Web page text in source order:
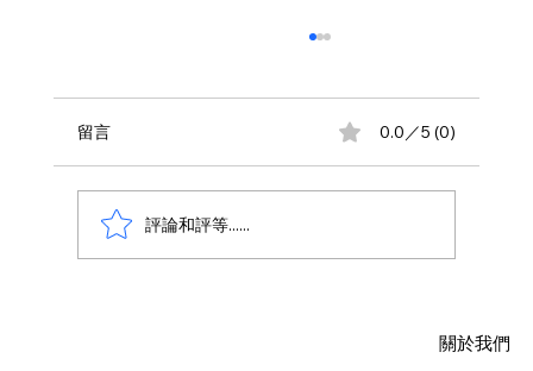
限制，用 Database Savings Plans 省下
留言 0.0／5 (0)
評論和評等......
關於我們